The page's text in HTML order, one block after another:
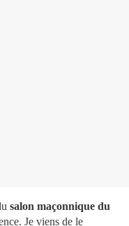
salon maçonnique du
Je viens de le